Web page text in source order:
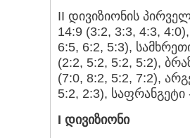
II დივიზიონის
14:9 (3:2, 3:3, 4:3,
6:5, 6:2, 5:3),
(2:2, 5:2, 5:2, 5:2),
(7:0, 8:2, 5:2, 7:2),
5:2, 2:3), საფრანგეტი
I დივიზიონი